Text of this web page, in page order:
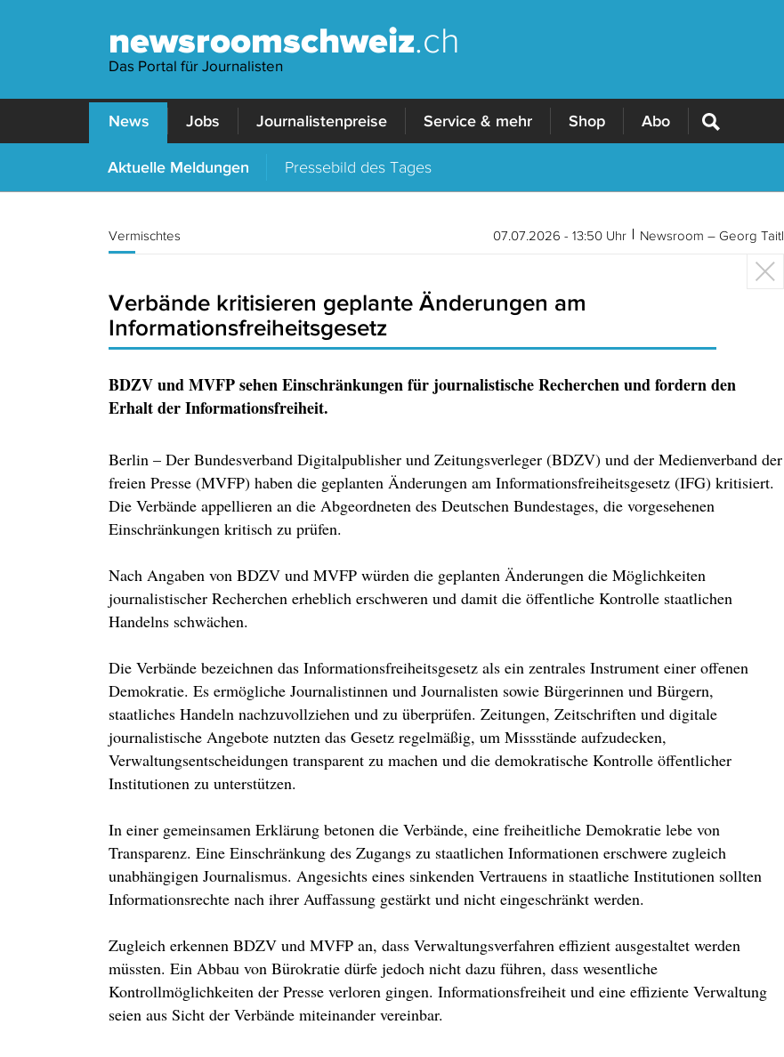
newsroomschweiz.ch
Das Portal für Journalisten
News Jobs Journalistenpreise Service & mehr Shop Abo
Aktuelle Meldungen Pressebild des Tages
Vermischtes Newsroom – Georg Taitl
07.07.2026 - 13:50 Uhr
Verbände kritisieren geplante Änderungen am
Informationsfreiheitsgesetz
BDZV und MVFP sehen Einschränkungen für journalistische Recherchen und fordern den
Erhalt der Informationsfreiheit.
Berlin – Der Bundesverband Digitalpublisher und Zeitungsverleger (BDZV) und der Medienverband der
freien Presse (MVFP) haben die geplanten Änderungen am Informationsfreiheitsgesetz (IFG) kritisiert.
Die Verbände appellieren an die Abgeordneten des Deutschen Bundestages, die vorgesehenen
Einschränkungen kritisch zu prüfen.
Nach Angaben von BDZV und MVFP würden die geplanten Änderungen die Möglichkeiten
journalistischer Recherchen erheblich erschweren und damit die öffentliche Kontrolle staatlichen
Handelns schwächen.
Die Verbände bezeichnen das Informationsfreiheitsgesetz als ein zentrales Instrument einer offenen
Demokratie. Es ermögliche Journalistinnen und Journalisten sowie Bürgerinnen und Bürgern,
staatliches Handeln nachzuvollziehen und zu überprüfen. Zeitungen, Zeitschriften und digitale
journalistische Angebote nutzten das Gesetz regelmäßig, um Missstände aufzudecken,
Verwaltungsentscheidungen transparent zu machen und die demokratische Kontrolle öffentlicher
Institutionen zu unterstützen.
In einer gemeinsamen Erklärung betonen die Verbände, eine freiheitliche Demokratie lebe von
Transparenz. Eine Einschränkung des Zugangs zu staatlichen Informationen erschwere zugleich
unabhängigen Journalismus. Angesichts eines sinkenden Vertrauens in staatliche Institutionen sollten
Informationsrechte nach ihrer Auffassung gestärkt und nicht eingeschränkt werden.
Zugleich erkennen BDZV und MVFP an, dass Verwaltungsverfahren effizient ausgestaltet werden
müssten. Ein Abbau von Bürokratie dürfe jedoch nicht dazu führen, dass wesentliche
Kontrollmöglichkeiten der Presse verloren gingen. Informationsfreiheit und eine effiziente Verwaltung
seien aus Sicht der Verbände miteinander vereinbar.